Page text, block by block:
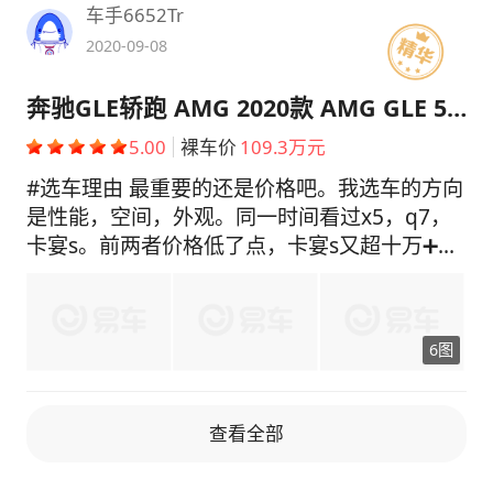
选择了它。 #最满意 空间，我很满意 动力，因
为v48的加持，很有劲儿，400多p毕竟 外观，
emmm，因为个人还是喜欢GT车型，对于这种
车偏向性能➕科技➕suv的车，还需要慢慢了解
油耗，非常合适，磨合期20➕，跑高速有时候到
9 操控，还可以 #最不满意 空间，后排有点小
动力，有时候换挡会顿挫，可能是9速的问题 外
观，我老婆觉得像个肉包子，还有这车太宽，比
G还宽的数据 油耗，堵车的时候虽然比之前x5
空间，后排空间小，有时候带180的小伙子费
劲，但是我几乎不带人，我说了废话一样。平时
外观，我觉得完全满足我个人想要的，毕竟suv
不用考虑下坡会不会蹭地，但是我家车库问题，
车手6652Tr
2020-09-08
奔驰GLE轿跑 AMG 2020款 AMG GLE 53 4MATIC+ 轿跑SUV
5.00 裸车价 109.3万元
#选车理由 最重要的还是价格吧。我选车的方向
是性能，空间，外观。同一时间看过x5，q7，
卡宴s。前两者价格低了点，卡宴s又超十万➕。
造型嘛，后排头部空间，后备箱都小了点。#空
间 前排完美，后排不超过1m8挺舒适，后备箱
观 加了amg套件加上溜背造型，符合年轻人的
需求#内饰 奔驰内饰还是很能打的，氛围灯很赞
6图
查看全部